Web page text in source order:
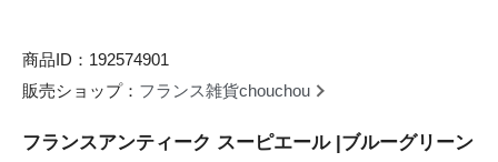
商品ID：192574901
販売ショップ： フランス雑貨chouchou
フランスアンティーク スーピエール |ブルーグリーン